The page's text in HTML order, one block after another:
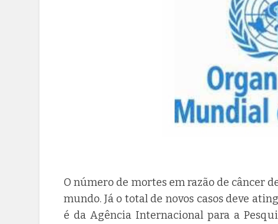
O número de mortes em razão de câncer
mundo. Já o total de novos casos deve
é da Agência Internacional para a